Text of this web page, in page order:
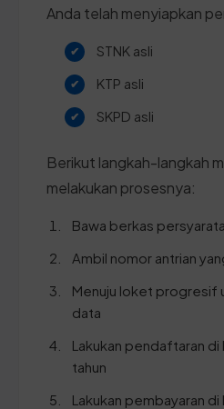
Anda telah menyiapkan
STNK asli
KTP asli
SKPD asli
Berikut langkah-langkah
melakukan prosesnya:
Bawa berkas
Ambil nomor antrian
Menuju loket progresif
data
Lakukan pendaftaran
tahun
Lakukan pembayaran